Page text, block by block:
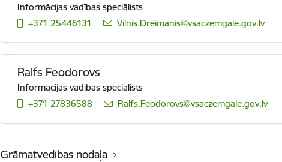
Informācijas vadības speciālists
+371 25446131
E-pasts:
Vilnis.Dreimanis@vsaczemgale.gov.lv
Ralfs Feodorovs
Informācijas vadības speciālists
+371 27836588
E-pasts:
Ralfs.Feodorovs@vsaczemgale.gov.lv
Grāmatvedības nodaļa